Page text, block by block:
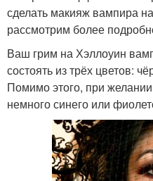
сделать макияж вампира
рассмотрим более
Ваш грим на Хэллоуин
состоять из трёх цветов:
Помимо этого, при
немного синего или